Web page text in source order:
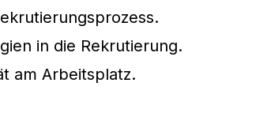
in die Rekrutierung.
am Arbeitsplatz.